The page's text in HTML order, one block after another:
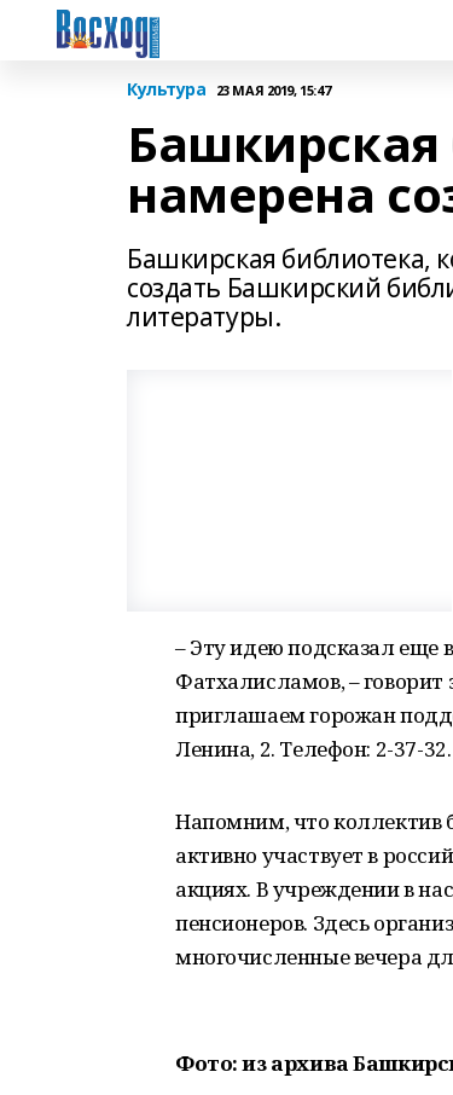
Культура 23 МАЯ 2019, 15:47
намерена
Башкирская библиотека,
создать Башкирский
литературы.
– Эту идею подсказал еще
Фатхалисламов, –
приглашаем горожан
Ленина, 2. Телефон: 2-37-32.
Напомним, что коллектив
активно участвует в
акциях. В учреждении в
пенсионеров. Здесь
многочисленные вечера
Фото: из архива